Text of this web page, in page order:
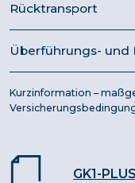
Rücktransport
Überführungs-
Kurzinformation –
GK1-